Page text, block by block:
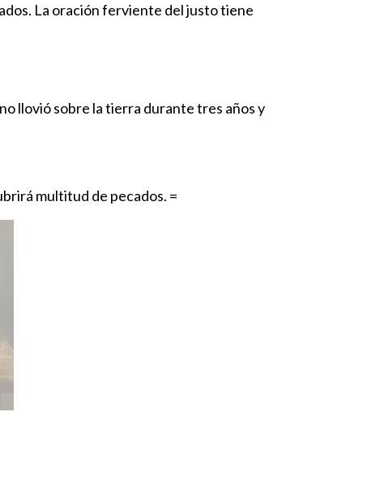
La oración ferviente del justo tiene
llovió sobre la tierra durante tres años y
multitud de pecados. =